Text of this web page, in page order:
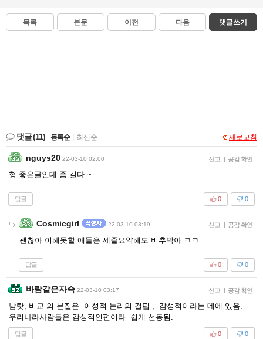
목록 본문 이전 다음 댓글쓰기
댓글(11) 등록순 최신순 새로고침
nguys20 22-03-10 02:00 신고 | 공감 확인
형 좋은글인데 좀 길다 ~
답글 0
0
Cosmicgirl 22-03-10 03:19 신고 | 공감 확인
괜찮아 이해못할 애들은 세줄요약해도 비추박아 ㅋㅋ
답글 0
0
바람같은자슥 22-03-10 03:17 신고 | 공감 확인
남탓, 비교 의 본질은 이성적 논리의 결핍 , 감성적이라는 데에 있음.
우리나라사람들은 감성적인편이라 쉽게 선동됨.
답글 0
0